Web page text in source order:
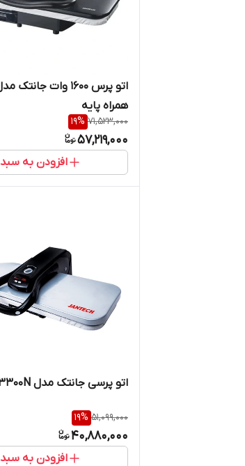
همراه پایه
71,523,000
19%
57,219,000
افزودن به سبد
اتو پرسی جانتک مدل 3300N
51,099,000
19%
40,880,000
افزودن به سبد